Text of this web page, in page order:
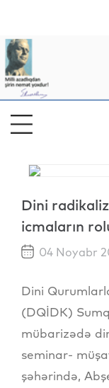
Dini
icmaların
04 Noyabr
Dini
(DQİDK)
mübarizədə
seminar-
şəhərində,